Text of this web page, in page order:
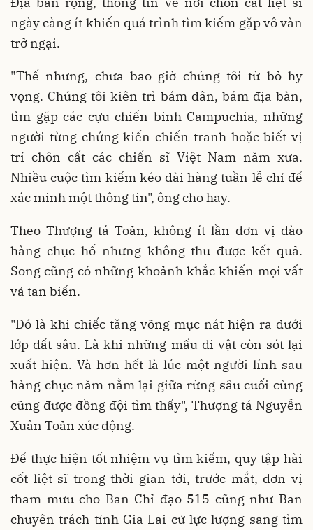
ngày càng ít khiến quá trình tìm kiếm gặp vô vàn
trở ngại.
"Thế nhưng, chưa bao giờ chúng tôi từ bỏ hy
vọng. Chúng tôi kiên trì bám dân, bám địa bàn,
tìm gặp các cựu chiến binh Campuchia, những
người từng chứng kiến chiến tranh hoặc biết vị
trí chôn cất các chiến sĩ Việt Nam năm xưa.
Nhiều cuộc tìm kiếm kéo dài hàng tuần lễ chỉ để
xác minh một thông tin", ông cho hay.
Theo Thượng tá Toản, không ít lần đơn vị đào
hàng chục hố nhưng không thu được kết quả.
Song cũng có những khoảnh khắc khiến mọi vất
vả tan biến.
"Đó là khi chiếc tăng võng mục nát hiện ra dưới
lớp đất sâu. Là khi những mẩu di vật còn sót lại
xuất hiện. Và hơn hết là lúc một người lính sau
hàng chục năm nằm lại giữa rừng sâu cuối cùng
cũng được đồng đội tìm thấy", Thượng tá Nguyễn
Xuân Toản xúc động.
Để thực hiện tốt nhiệm vụ tìm kiếm, quy tập hài
cốt liệt sĩ trong thời gian tới, trước mắt, đơn vị
tham mưu cho Ban Chỉ đạo 515 cũng như Ban
chuyên trách tỉnh Gia Lai cử lực lượng sang tìm